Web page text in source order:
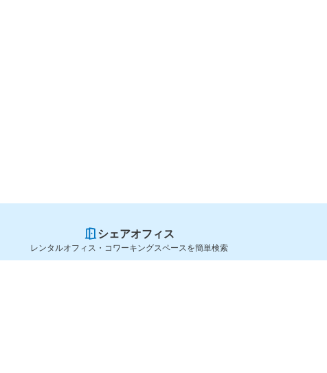
シェアオフィス
レンタルオフィス・コワーキングスペースを簡単検索